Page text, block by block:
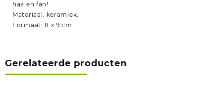
haaien fan!
Materiaal: keramiek.
Formaat: 8 x 9 cm.
Gerelateerde producten